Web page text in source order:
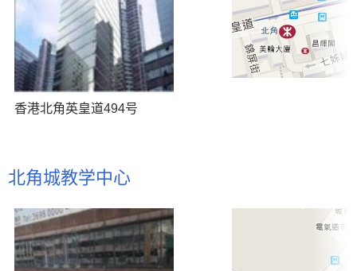
香港北角英皇道494号
北角城教学中心